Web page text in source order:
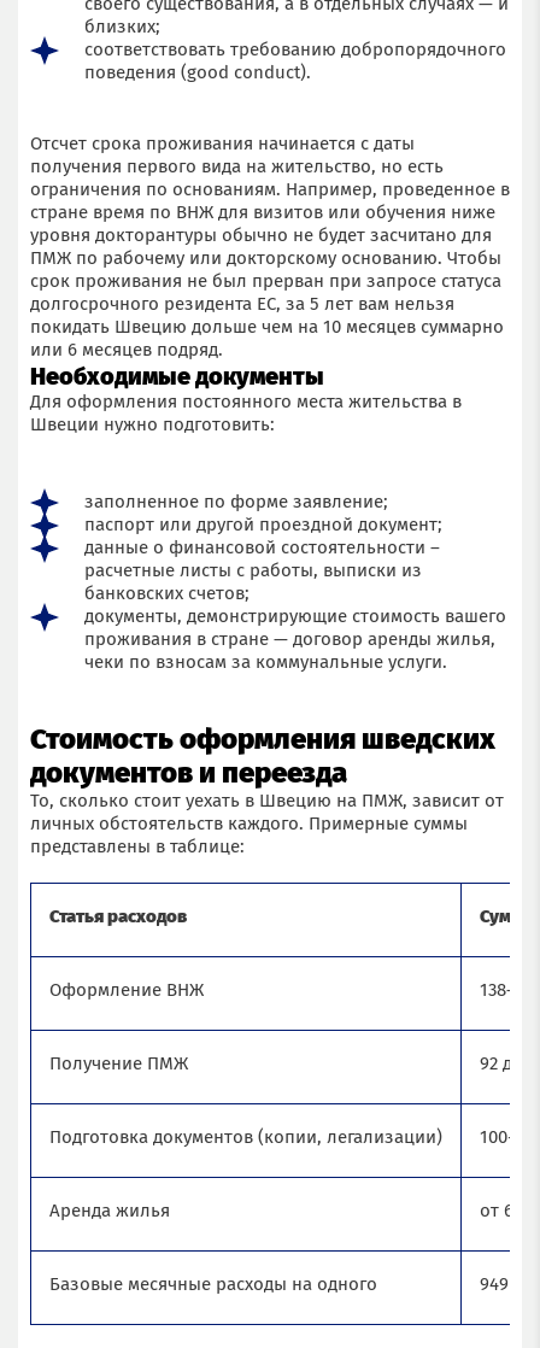
близких;
соответствовать требованию добропорядочного
поведения (good conduct).
Отсчет срока проживания начинается с даты
получения первого вида на жительство, но есть
ограничения по основаниям. Например, проведенное в
стране время по ВНЖ для визитов или обучения ниже
уровня докторантуры обычно не будет засчитано для
ПМЖ по рабочему или докторскому основанию. Чтобы
срок проживания не был прерван при запросе статуса
долгосрочного резидента ЕС, за 5 лет вам нельзя
покидать Швецию дольше чем на 10 месяцев суммарно
или 6 месяцев подряд.
Необходимые документы
Для оформления постоянного места жительства в
Швеции нужно подготовить:
заполненное по форме заявление;
паспорт или другой проездной документ;
данные о финансовой состоятельности –
расчетные листы с работы, выписки из
банковских счетов;
документы, демонстрирующие стоимость вашего
проживания в стране — договор аренды жилья,
чеки по взносам за коммунальные услуги.
Стоимость оформления шведских
документов и переезда
То, сколько стоит уехать в Швецию на ПМЖ, зависит от
личных обстоятельств каждого. Примерные суммы
представлены в таблице:
Статья расходов Сумма
Оформление ВНЖ
Получение ПМЖ 92 для
Подготовка документов (копии, легализации) 100-300
Аренда жилья от
Базовые месячные расходы на одного 949
Отправить заявку